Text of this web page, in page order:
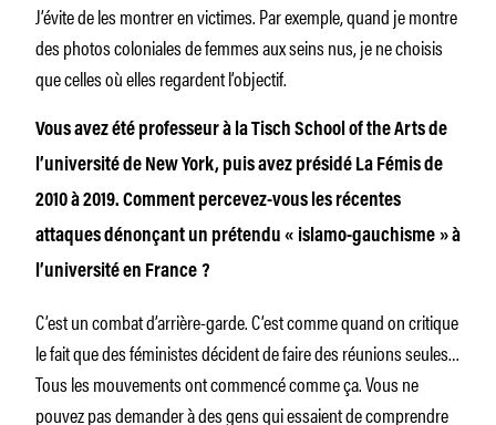
J’évite de les montrer en victimes. Par exemple, quand je montre
des photos coloniales de femmes aux seins nus, je ne choisis
que celles où elles regardent l’objectif.
Vous avez été professeur à la Tisch School of the Arts de
l’université de New York, puis avez présidé La Fémis de
2010 à 2019. Comment percevez-vous les récentes
attaques dénonçant un prétendu « islamo-­gauchisme » à
l’université en France ?
C’est un combat d’arrière-garde. C’est comme quand on critique
le fait que des féministes décident de faire des réunions seules…
Tous les mouvements ont commencé comme ça. Vous ne
pouvez pas demander à des gens qui essaient de comprendre